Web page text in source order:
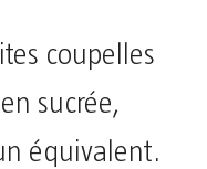
coupelles
sucrée,
équivalent.